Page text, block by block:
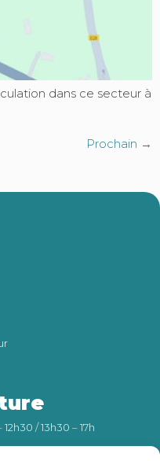
dans ce secteur à
Prochain →
/ 13h30 – 17h